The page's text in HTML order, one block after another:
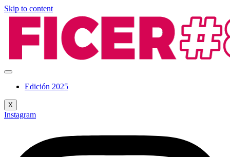
Skip to content
Edición 2025
X
Instagram